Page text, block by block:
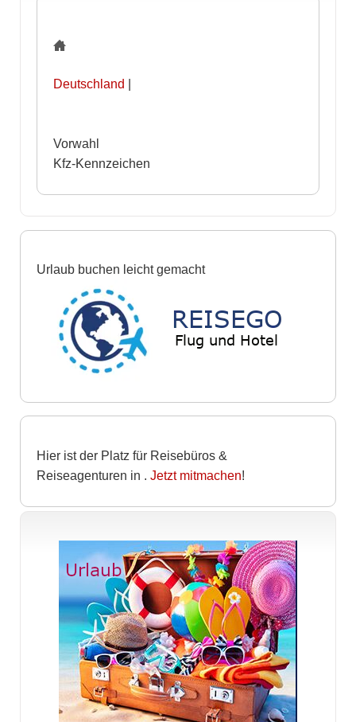
Deutschland |
Vorwahl
Kfz-Kennzeichen
Urlaub buchen leicht gemacht
Hier ist der Platz für Reisebüros &
Reiseagenturen in . Jetzt mitmachen!